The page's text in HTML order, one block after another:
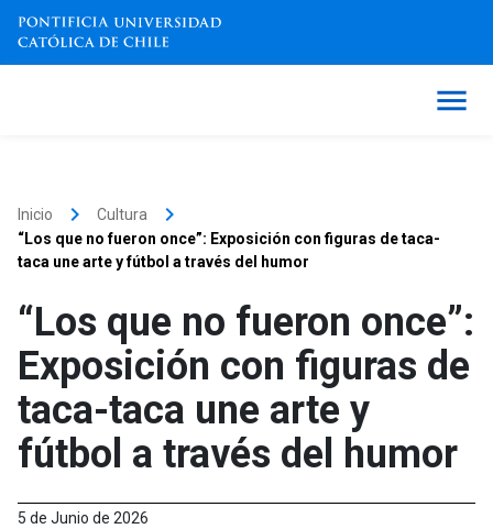
Inicio keyboard_arrow_right Cultura keyboard_arrow_right
“Los que no fueron once”: Exposición con figuras de taca-
taca une arte y fútbol a través del humor
“Los que no fueron once”:
Exposición con figuras de
taca-taca une arte y
fútbol a través del humor
5 de Junio de 2026